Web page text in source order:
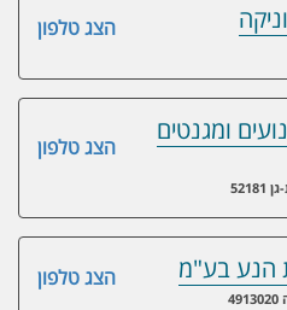
הצג טלפון
הצג טלפון
ומגנטים
הצג טלפון הנע בע"מ